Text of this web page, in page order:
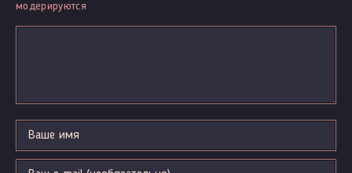
модерируются